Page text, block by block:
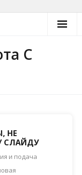
С
НЕ
СЛАЙДУ
и подача